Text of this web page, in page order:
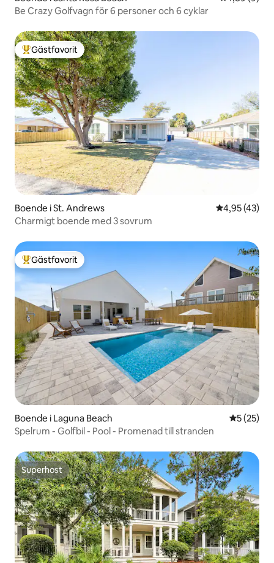
Be Crazy Golfvagn för 6 personer och 6 cyklar
Populär gästfavorit
Gästfavorit
Boende i St. Andrews 4,95 av 5 i
4,95 (43)
Charmigt boende med 3 sovrum
Populär gästfavorit
Gästfavorit
Boende i Laguna Beach 5 av 5 i
5 (25)
Spelrum - Golfbil - Pool - Promenad till stranden
Superhost
Superhost